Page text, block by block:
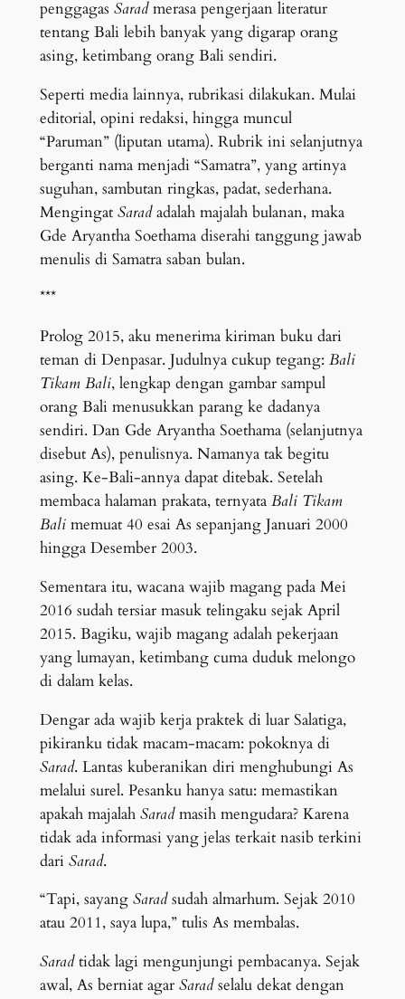
penggagas Saradmerasa pengerjaan literatur
tentang Bali lebih banyak yang digarap orang
asing, ketimbang orang Bali sendiri.
Seperti media lainnya, rubrikasi dilakukan. Mulai
editorial, opini redaksi, hingga muncul
“Paruman” (liputan utama). Rubrik ini selanjutnya
berganti nama menjadi “Samatra”, yang artinya
suguhan, sambutan ringkas, padat, sederhana.
Mengingat Saradadalah majalah bulanan, maka
Gde Aryantha Soethama diserahi tanggung jawab
menulis di Samatra saban bulan.
***
Prolog 2015, aku menerima kiriman buku dari
teman di Denpasar. Judulnya cukup tegang: Bali
Tikam Bali, lengkap dengan gambar sampul
orang Bali menusukkan parang ke dadanya
sendiri. Dan Gde Aryantha Soethama (selanjutnya
disebut As), penulisnya. Namanya tak begitu
asing. Ke-Bali-annya dapat ditebak. Setelah
membaca halaman prakata, ternyata Bali Tikam
Balimemuat 40 esai As sepanjang Januari 2000
hingga Desember 2003.
Sementara itu, wacana wajib magang pada Mei
2016 sudah tersiar masuk telingaku sejak April
2015. Bagiku, wajib magang adalah pekerjaan
yang lumayan, ketimbang cuma duduk melongo
di dalam kelas.
Dengar ada wajib kerja praktek di luar Salatiga,
pikiranku tidak macam-macam: pokoknya di
Sarad. Lantas kuberanikan diri menghubungi As
melalui surel. Pesanku hanya satu: memastikan
apakah majalah Saradmasih mengudara? Karena
tidak ada informasi yang jelas terkait nasib terkini
dari Sarad.
“Tapi, sayang Saradsudah almarhum. Sejak 2010
atau 2011, saya lupa,” tulis As membalas.
Saradtidak lagi mengunjungi pembacanya. Sejak
awal, As berniat agarSaradselalu dekat dengan